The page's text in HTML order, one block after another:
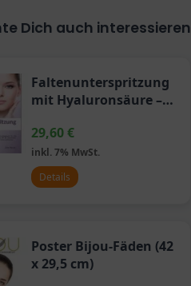
Dich auch interessieren
Faltenunterspritzung
mit Hyaluronsäure –
Fachpersonal
29,60€
inkl. 7% MwSt.
Details
Poster Bijou-Fäden (42
x 29,5 cm)